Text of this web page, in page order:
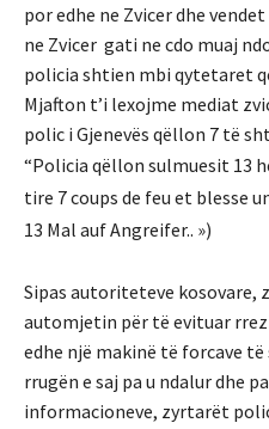
por edhe ne Zvicer dhe
ne Zvicer gati ne cdo muaj
policia shtien mbi qytetaret
Mjafton t’i lexojme mediat
polic i Gjenevës qëllon 7 të
“Policia qëllon sulmuesit 13
tire 7 coups de feu et blesse
13 Mal auf Angreifer.. »)
Sipas autoriteteve kosovare,
automjetin për të evituar
edhe një makinë të forcave të
rrugën e saj pa u ndalur dhe
informacioneve, zyrtarët